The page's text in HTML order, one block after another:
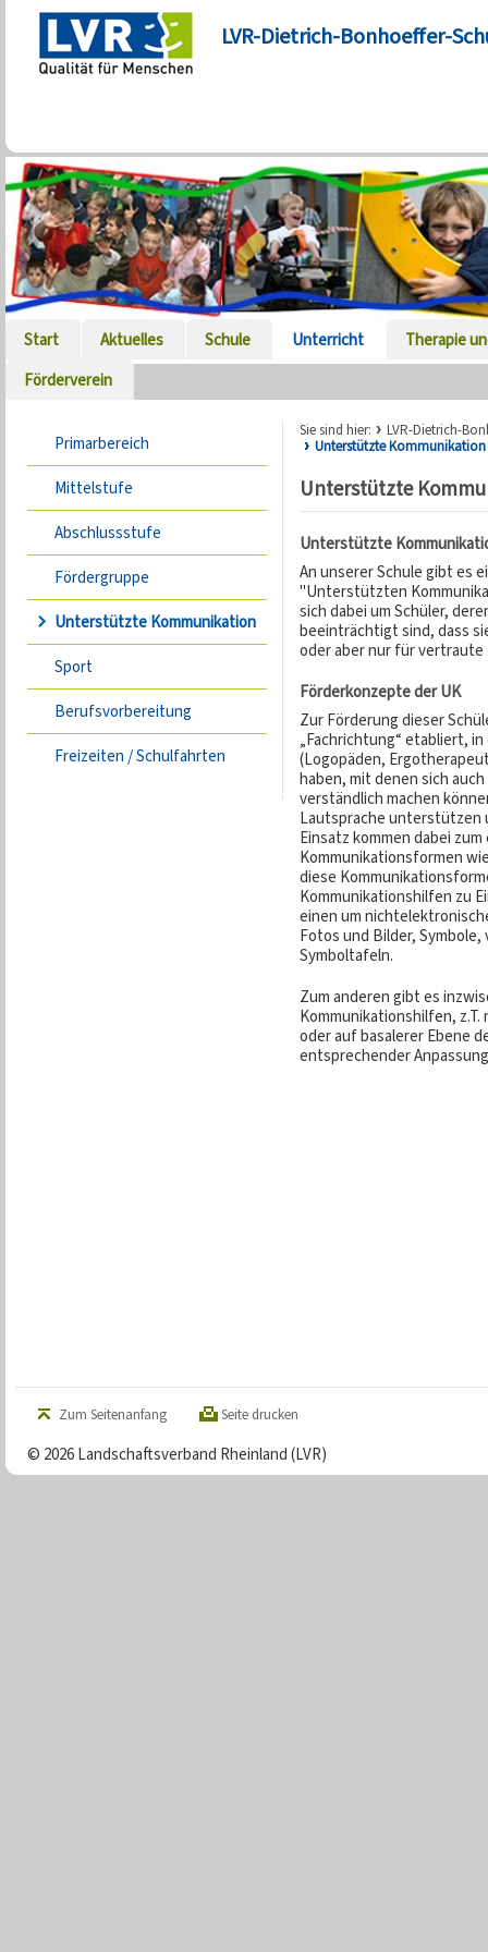
LVR-Dietrich-Bonhoeffer-
Start Aktuelles Schule Unterricht
Therapie
Förderverein
Primarbereich
Mittelstufe
Abschlussstufe
Fördergruppe
Unterstützte Kommunikation
Sport
Berufsvorbereitung
Freizeiten / Schulfahrten
Sie sind hier:
LVR-Dietrich-
Unterstützte Kommunikation
Unterstützte
Unterstützte
An unserer Schule gibt es
"Unterstützten
sich dabei um Schüler,
beeinträchtigt sind, dass
oder aber nur für vertraute
Förderkonzepte der UK
Zur Förderung dieser
„Fachrichtung“ etabliert,
(Logopäden,
haben, mit denen sich
verständlich machen
Lautsprache unterstützen
Einsatz kommen dabei
Kommunikationsformen
diese
Kommunikationshilfen zu
einen um
Fotos und Bilder,
Symboltafeln.
Zum anderen gibt es
Kommunikationshilfen, z.T.
oder auf basalerer Ebene
entsprechender
Zum Seitenanfang Seite drucken
© 2026 Landschaftsverband Rheinland (LVR)